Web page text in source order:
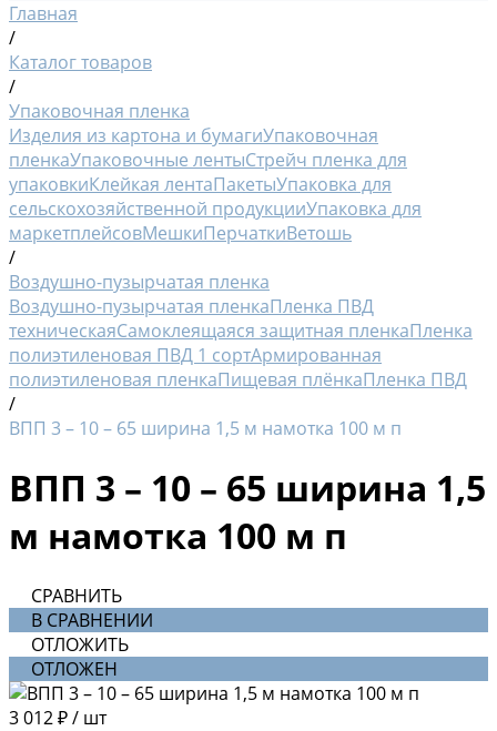
Главная
/
Каталог товаров
/
Упаковочная пленка
Изделия из картона и бумагиУпаковочная
пленкаУпаковочные лентыСтрейч пленка для
упаковкиКлейкая лентаПакетыУпаковка для
сельскохозяйственной продукцииУпаковка для
маркетплейсовМешкиПерчаткиВетошь
/
Воздушно-пузырчатая пленка
Воздушно-пузырчатая пленкаПленка ПВД
техническаяСамоклеящаяся защитная пленкаПленка
полиэтиленовая ПВД 1 сортАрмированная
полиэтиленовая пленкаПищевая плёнкаПленка ПВД
/
ВПП 3 – 10 – 65 ширина 1,5 м намотка 100 м п
ВПП 3 – 10 – 65 ширина 1,5
м намотка 100 м п
СРАВНИТЬ
В СРАВНЕНИИ
ОТЛОЖИТЬ
ОТЛОЖЕН
3 012 ₽/ шт